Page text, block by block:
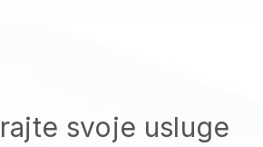
svoje usluge